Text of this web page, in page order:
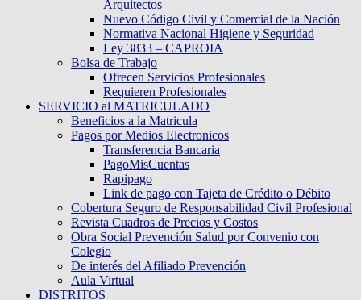
Arquitectos
Nuevo Código Civil y Comercial de la Nación
Normativa Nacional Higiene y Seguridad
Ley 3833 – CAPROIA
Bolsa de Trabajo
Ofrecen Servicios Profesionales
Requieren Profesionales
SERVICIO al MATRICULADO
Beneficios a la Matricula
Pagos por Medios Electronicos
Transferencia Bancaria
PagoMisCuentas
Rapipago
Link de pago con Tajeta de Crédito o Débito
Cobertura Seguro de Responsabilidad Civil Profesional
Revista Cuadros de Precios y Costos
Obra Social Prevención Salud por Convenio con
Colegio
De interés del Afiliado Prevención
Aula Virtual
DISTRITOS